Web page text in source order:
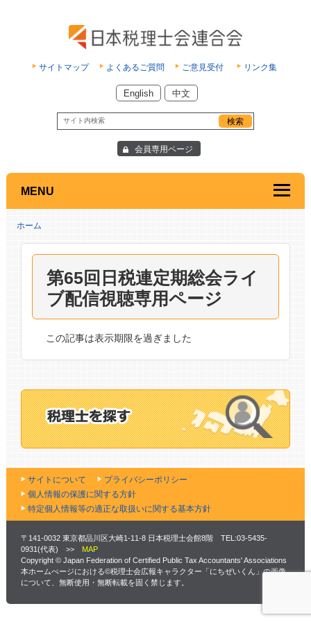
サイトマップ よくあるご質問 ご意見受付 リンク集
English 中文
会員専用ページ
MENU
ホーム
第65回日税連定期総会ライ
ブ配信視聴専用ページ
この記事は表示期限を過ぎました
サイトについて
プライバシーポリシー
個人情報の保護に関する方針
特定個人情報等の適正な取扱いに関する基本方針
〒141-0032 東京都品川区大崎1-11-8 日本税理士会館8階 TEL:03-5435-
0931(代表) >> MAP
Copyright © Japan Federation of Certified Public Tax Accountants' Associations
本ホームぺージにおける©税理士会広報キャラクター「にちぜいくん」の画像
について、無断使用・無断転載を固く禁じます。